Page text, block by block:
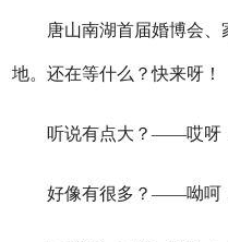
唐山南湖首届婚博会、
地。还在等什么？快来呀！
听说有点大？——哎呀，
好像有很多？——呦呵，